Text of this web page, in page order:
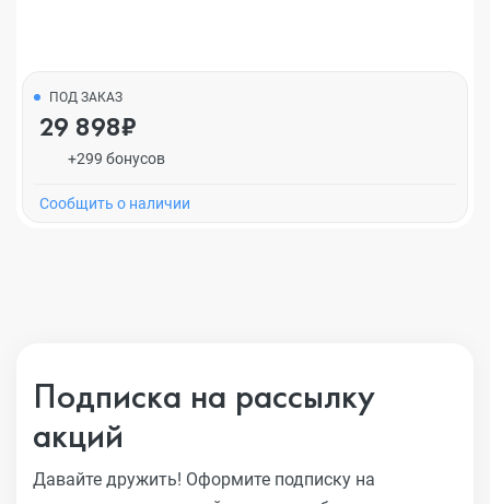
ПОД ЗАКАЗ
29 898₽
+299 бонусов
Cообщить о наличии
Подписка на рассылку
акций
Давайте дружить! Оформите подписку на